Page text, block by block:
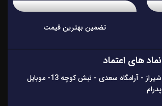
تضمین بهترین قیمت
نماد های اعتماد
شیراز - آرامگاه سعدی - نبش کوچه 13- موبایل
پدرام